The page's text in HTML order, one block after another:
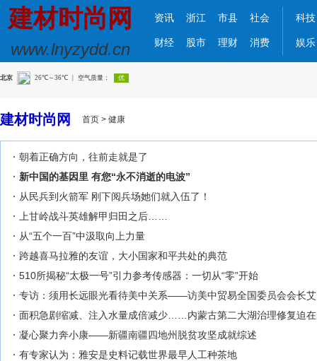
建材时尚网
www.lnyzydd.cn
资讯 浙江 市县 社会
财经 股市 理财 消费
科技
娱乐
建材时尚网 首页 > 健康
朝着正确方向，往前走就是了
新中国的基因里 有您“永不消逝的电波”
从民兵到火箭军 刚下阅兵场她们就入伍了！
上甘岭战斗英雄解甲归田之后……
从“五个一百”中汲取向上力量
跨越喜马拉雅的友谊，大小国家和平共处的典范
510所揭秘“太极一号”引力参考传感器：一切从“零”开始
专访：须用长远眼光看待美中关系——访美中贸易全国委员会会长艾
面积急剧缩减、注入水量成倍减少……内蒙古第二大湖治理修复迫在
凝心聚力奔小康——新疆南疆四地州脱贫攻坚成就综述
有专家认为：雅安是史料记载世界最早人工种茶地